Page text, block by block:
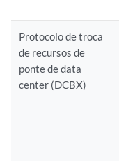
Protocolo de troca
de recursos de
ponte de data
center (DCBX)